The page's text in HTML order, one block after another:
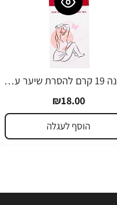
אורנה 19 קרם להסרת שיער עדין במיוחד 90 מ"ל
₪18.00
הוסף לעגלה